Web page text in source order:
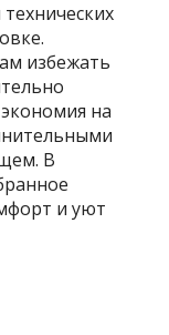
избежать
на
В
и уют